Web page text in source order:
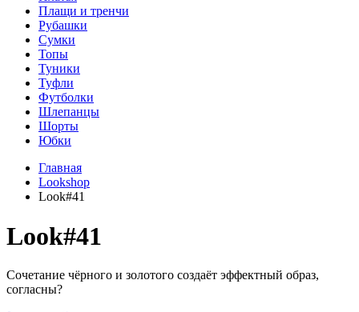
Плащи и тренчи
Рубашки
Сумки
Топы
Туники
Туфли
Футболки
Шлепанцы
Шорты
Юбки
Главная
Lookshop
Look#41
Look#41
Сочетание чёрного и золотого создаёт эффектный образ,
согласны?